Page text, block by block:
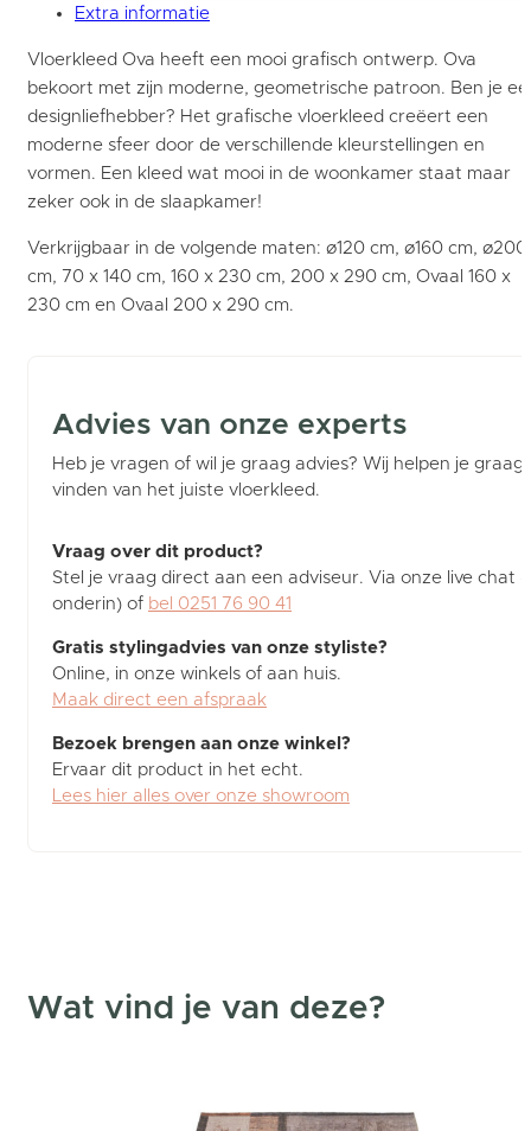
Extra informatie
Vloerkleed Ova heeft een mooi grafisch ontwerp. Ova
bekoort met zijn moderne, geometrische patroon. Ben je
designliefhebber? Het grafische vloerkleed creëert een
moderne sfeer door de verschillende kleurstellingen en
vormen. Een kleed wat mooi in de woonkamer staat maar
zeker ook in de slaapkamer!
Verkrijgbaar in de volgende maten: ø120 cm, ø160 cm, ø200
cm, 70 x 140 cm, 160 x 230 cm, 200 x 290 cm, Ovaal 160 x
230 cm en Ovaal 200 x 290 cm.
Advies van onze experts
Heb je vragen of wil je graag advies? Wij helpen je graag
vinden van het juiste vloerkleed.
Vraag over dit product?
Stel je vraag direct aan een adviseur. Via onze live chat
onderin) of bel 0251 76 90 41
Gratis stylingadvies van onze styliste?
Online, in onze winkels of aan huis.
Maak direct een afspraak
Bezoek brengen aan onze winkel?
Ervaar dit product in het echt.
Lees hier alles over onze showroom
Wat vind je van deze?